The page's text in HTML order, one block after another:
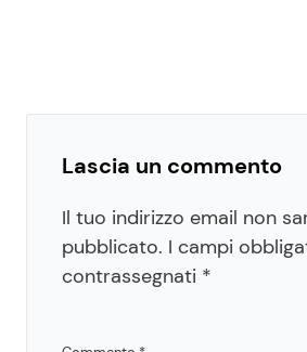
Lascia un commento
Il tuo indirizzo email non
pubblicato. I campi
contrassegnati *